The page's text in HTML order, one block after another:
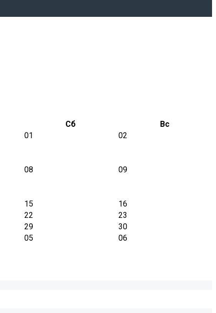
Сб
Вс
01
02
08 09
15
16
22
23
29
30
05
06